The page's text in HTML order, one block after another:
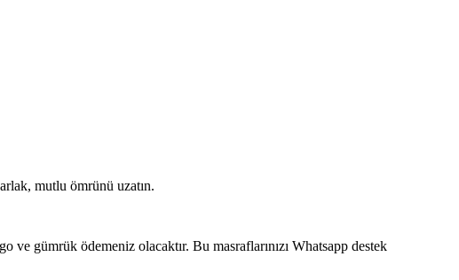
mutlu ömrünü uzatın.
ve gümrük ödemeniz olacaktır. Bu masraflarınızı Whatsapp destek